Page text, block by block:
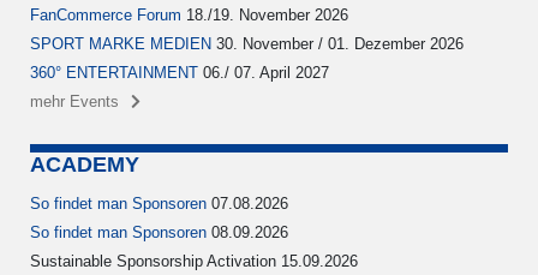
FanCommerce Forum 18./19. November 2026
SPORT MARKE MEDIEN 30. November / 01. Dezember 2026
360° ENTERTAINMENT 06./ 07. April 2027
mehr Events
ACADEMY
So findet man Sponsoren 07.08.2026
So findet man Sponsoren 08.09.2026
Sustainable Sponsorship Activation 15.09.2026